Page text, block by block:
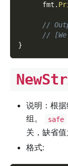
      fmt
.
//
//
}
说明：根
组。
safe
关，缺省值
格式: